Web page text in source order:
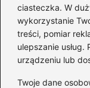
ciasteczka. W
wykorzystanie
treści, pomiar
ulepszanie
urządzeniu lub
Twoje dane
Ustawa o